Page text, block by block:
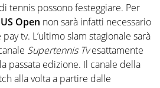
tennis possono festeggiare. Per
US Open non sarà infatti necessario
tv. L’ultimo slam stagionale sarà
Supertennis Tvesattamente
passata edizione. Il canale della
alla volta a partire dalle